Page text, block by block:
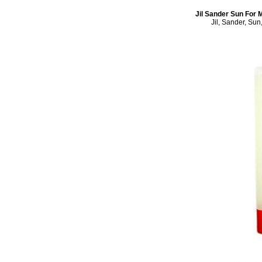
Jil Sander Sun For
Jil, Sander,